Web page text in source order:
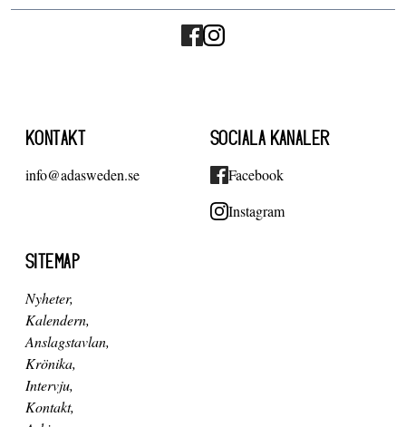
KONTAKT
info@adasweden.se
SOCIALA KANALER
Facebook
Instagram
SITEMAP
Nyheter
Kalendern
Anslagstavlan
Krönika
Intervju
Kontakt